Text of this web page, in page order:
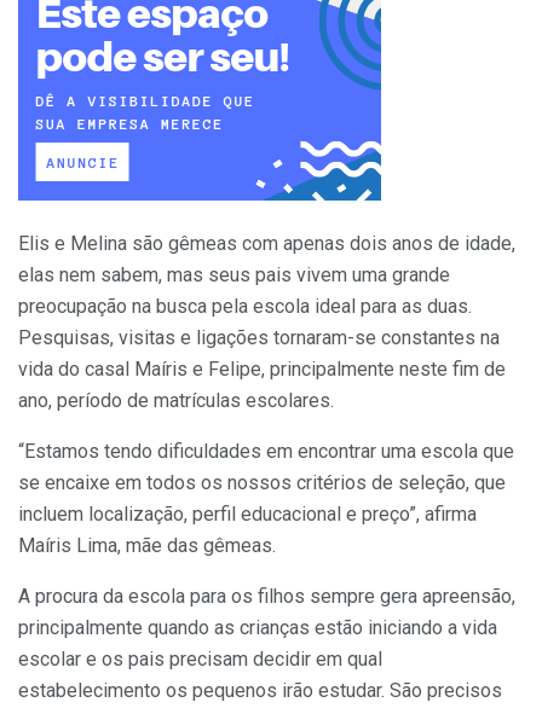
Elis e Melina são gêmeas com apenas dois anos de idade,
elas nem sabem, mas seus pais vivem uma grande
preocupação na busca pela escola ideal para as duas.
Pesquisas, visitas e ligações tornaram-se constantes na
vida do casal Maíris e Felipe, principalmente neste fim de
ano, período de matrículas escolares.
“Estamos tendo dificuldades em encontrar uma escola que
se encaixe em todos os nossos critérios de seleção, que
incluem localização, perfil educacional e preço”, afirma
Maíris Lima, mãe das gêmeas.
A procura da escola para os filhos sempre gera apreensão,
principalmente quando as crianças estão iniciando a vida
escolar e os pais precisam decidir em qual
estabelecimento os pequenos irão estudar. São precisos